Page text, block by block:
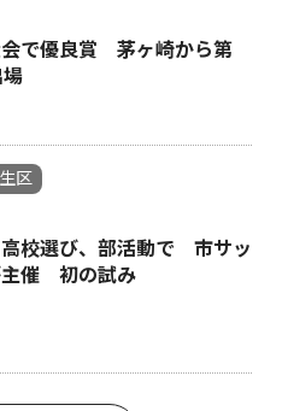
で優良賞 茅ヶ崎から第
区
校選び、部活動で 市サッ
主催 初の試み